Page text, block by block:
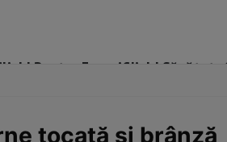
Pentru FemeiClick! Sănătate
tocată şi brânză